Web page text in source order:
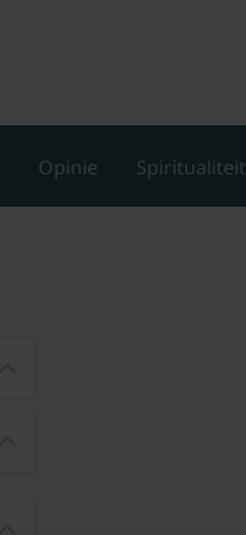
Opinie Spiritualiteit